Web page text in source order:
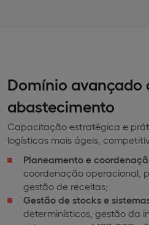
Domínio avançado
abastecimento
Capacitação estratégica e
logísticas mais ágeis,
Planeamento e
coordenação operacional,
gestão de receitas;
Gestão de stocks e
determinísticos, gestão da